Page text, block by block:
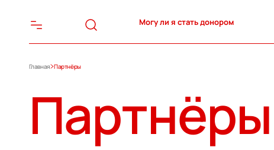
Могу ли я стать донором
Главная Партнёры
Партнёры